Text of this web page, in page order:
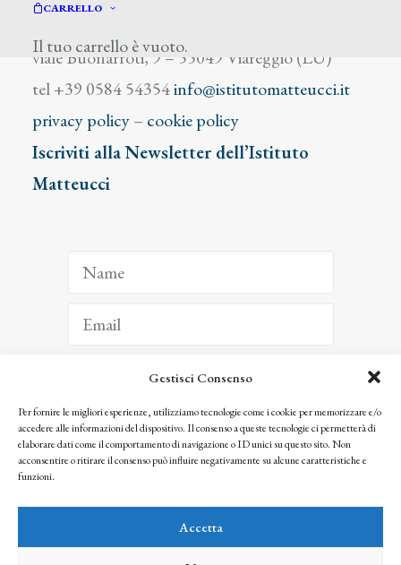
Gestisci Consenso
Per fornire le migliori esperienze, utilizziamo tecnologie come i cookie per memorizzare e/o
accedere alle informazioni del dispositivo. Il consenso a queste tecnologie ci permetterà di
elaborare dati come il comportamento di navigazione o ID unici su questo sito. Non
acconsentire o ritirare il consenso può influire negativamente su alcune caratteristiche e
funzioni.
Accetta
CARRELLO
Il tuo carrello è vuoto.
viale Buonarroti, 9 – 55049 Viareggio (LU)
tel +39 0584 54354info@istitutomatteucci.it
privacy policy– cookie policy
Iscriviti alla Newsletter dell’Istituto
Matteucci
ISCRIVITI
Facendo clic per iscriverti, riconosci che le tue informazioni saranno trattate
seguendo la nostra Privacy Policy
© 2025 Istituto Matteucci. All right reserved
l’autorizzazione scritta dei proprietari dei diritti e dell’Istituto Matteucci